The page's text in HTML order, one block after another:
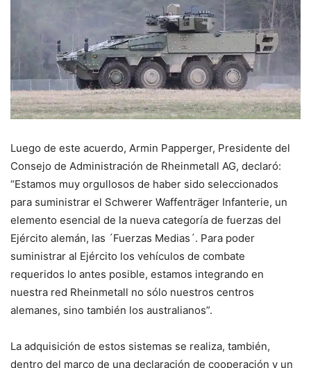
Luego de este acuerdo, Armin Papperger, Presidente del
Consejo de Administración de Rheinmetall AG, declaró:
“Estamos muy orgullosos de haber sido seleccionados
para suministrar el Schwerer Waffenträger Infanterie, un
elemento esencial de la nueva categoría de fuerzas del
Ejército alemán, las ´Fuerzas Medias´. Para poder
suministrar al Ejército los vehículos de combate
requeridos lo antes posible, estamos integrando en
nuestra red Rheinmetall no sólo nuestros centros
alemanes, sino también los australianos”.
La adquisición de estos sistemas se realiza, también,
dentro del marco de una declaración de cooperación y un